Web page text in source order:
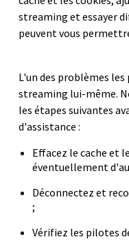
streaming et essayer
peuvent vous
L'un des problèmes
streaming lui-même.
les étapes suivantes
d'assistance :
Effacez le cache et
éventuellement
Déconnectez et
;
Vérifiez les pilotes